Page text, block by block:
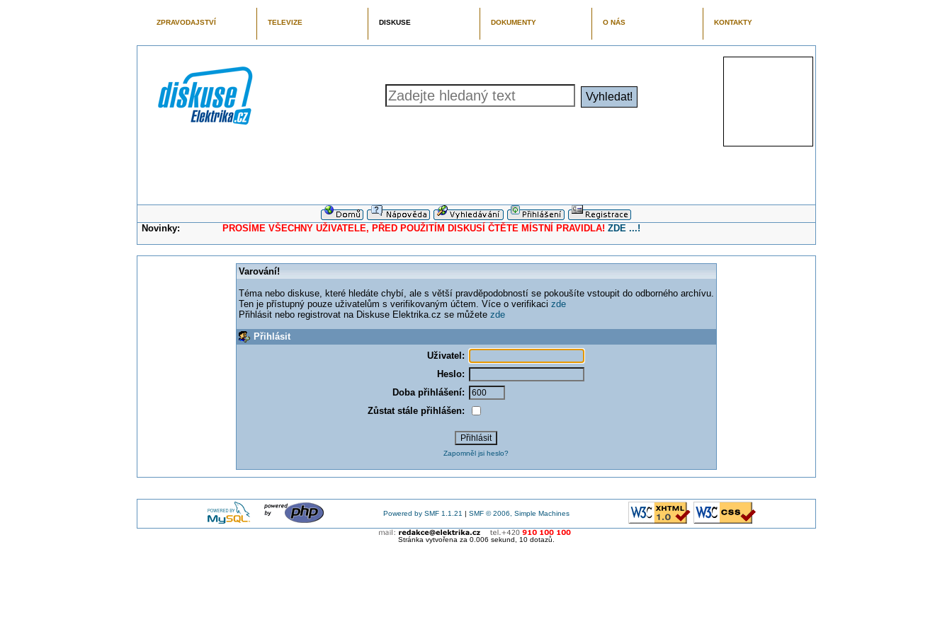
ZPRAVODAJSTVÍ TELEVIZE DISKUSE DOKUMENTY O NÁS KONTAKTY
Novinky: PROSÍME VŠECHNY UŽIVATELE, PŘED POUŽITÍM DISKUSÍ ČTĚTE MÍSTNÍ PRAVIDLA! ZDE ...!
Varování!
Téma nebo diskuse, které hledáte chybí, ale s větší pravděpodobností se pokoušíte vstoupit do odborného archívu.
Ten je přístupný pouze uživatelům s verifikovaným účtem. Více o verifikaci zde
Přihlásit nebo registrovat na Diskuse Elektrika.cz se můžete zde
Přihlásit
Uživatel:
Heslo:
Doba přihlášení:
Zůstat stále přihlášen:
Zapomněl jsi heslo?
Powered by SMF 1.1.21 | SMF © 2006, Simple Machines
Stránka vytvořena za 0.006 sekund, 10 dotazů.